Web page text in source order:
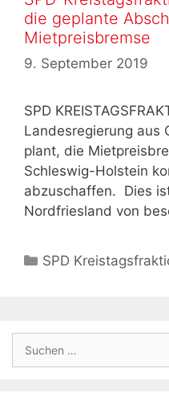
die geplante
Mietpreisbremse
9. September 2019
SPD
Landesregierung aus
plant, die
Schleswig-Holstein
abzuschaffen. Dies
Nordfriesland von
Kategorien
SPD
nach: